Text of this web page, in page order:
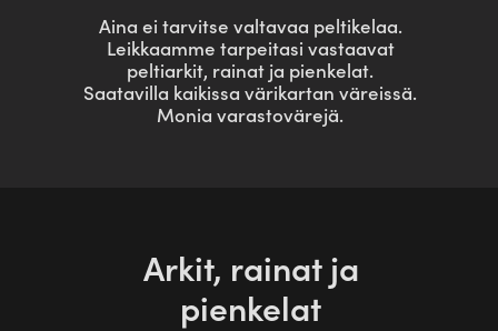
Lataukset
Aina ei tarvitse valtavaa peltikelaa.
Leikkaamme tarpeitasi vastaavat
peltiarkit, rainat ja pienkelat.
Saatavilla kaikissa värikartan väreissä.
Monia varastovärejä.
Arkit, rainat ja
pienkelat